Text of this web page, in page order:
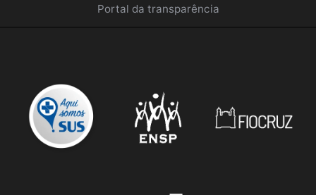
Portal da transparência